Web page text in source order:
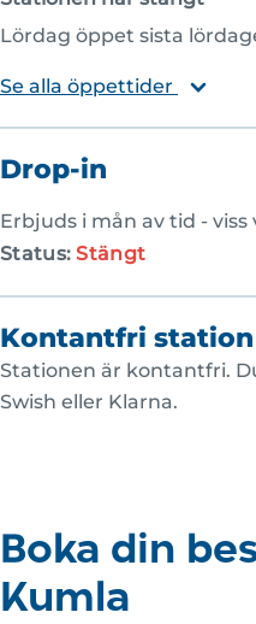
Lördag öppet sista
Se alla öppettider
Drop-in
Erbjuds i mån av tid -
Status:Stängt
Kontantfri station
Stationen är kontantfri.
Swish eller Klarna.
Boka din
Kumla